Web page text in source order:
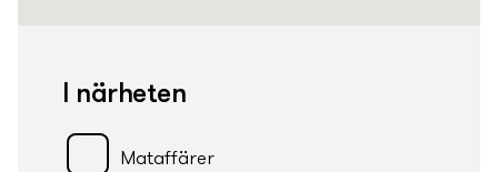
I närheten
Mataffärer